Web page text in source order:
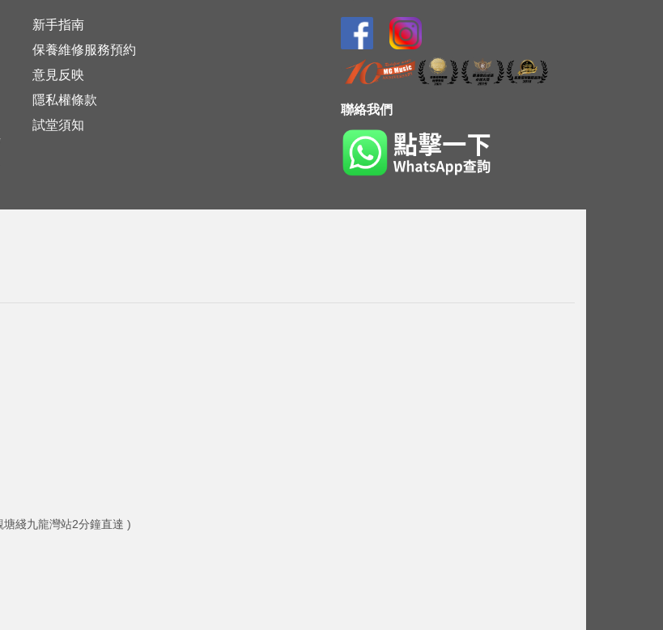
新手指南
保養維修服務預約
意見反映
隱私權條款
試堂須知
聯絡我們
綫九龍灣站2分鐘直達 )